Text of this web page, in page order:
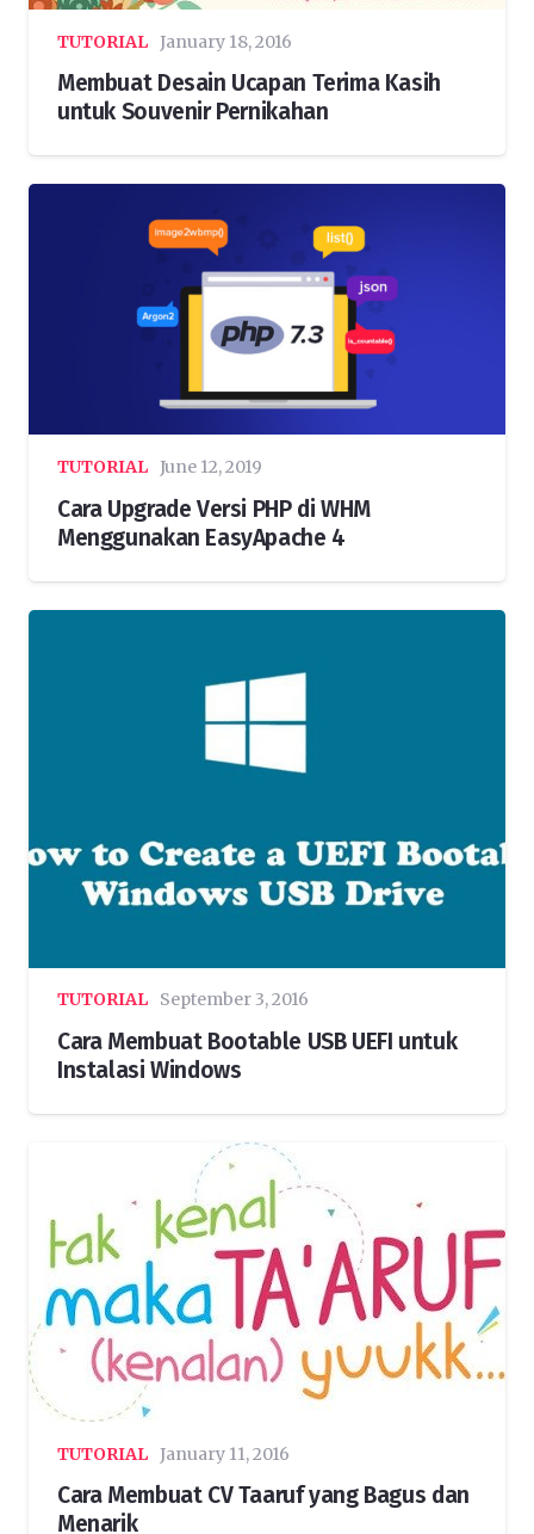
TUTORIAL January 18, 2016
Membuat Desain Ucapan Terima Kasih
untuk Souvenir Pernikahan
TUTORIAL June 12, 2019
Cara Upgrade Versi PHP di WHM
Menggunakan EasyApache 4
TUTORIAL September 3, 2016
Cara Membuat Bootable USB UEFI untuk
Instalasi Windows
TUTORIAL January 11, 2016
Cara Membuat CV Taaruf yang Bagus dan
Menarik